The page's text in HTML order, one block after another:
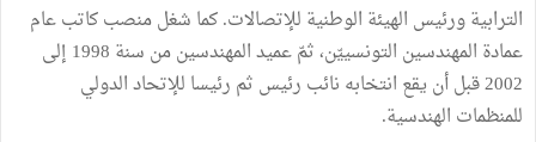
الترابية ورئيس الهيئة الوطنية للإتصالات. كما شغل منصب كاتب عام
عمادة المهندسين التونسييّن، ثمّ عميد المهندسين من سنة 1998 إلى
2002 قبل أن يقع انتخابه نائب رئيس ثم رئيسا للإتحاد الدولي
للمنظمات الهندسية.